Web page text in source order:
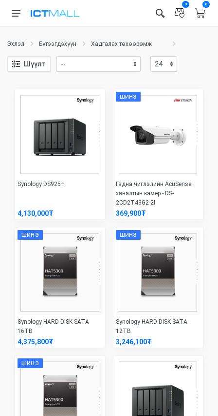
0 0
Эхлэл Бүтээгдэхүүн Хадгалах төхөөрөмж
Шүүлт
Synology DS925+
4,130,000₮
ШИНЭ
Гадна чиглэлийн AcuSense
хяналтын камер - DS-
2CD2T43G2-2I
369,900₮
ШИНЭ
Synology HARD DISK SATA
16TB
4,375,800₮
ШИНЭ
Synology HARD DISK SATA
12TB
3,246,100₮
ШИНЭ